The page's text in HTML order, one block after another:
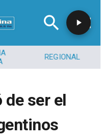
REGIONAL
de ser el